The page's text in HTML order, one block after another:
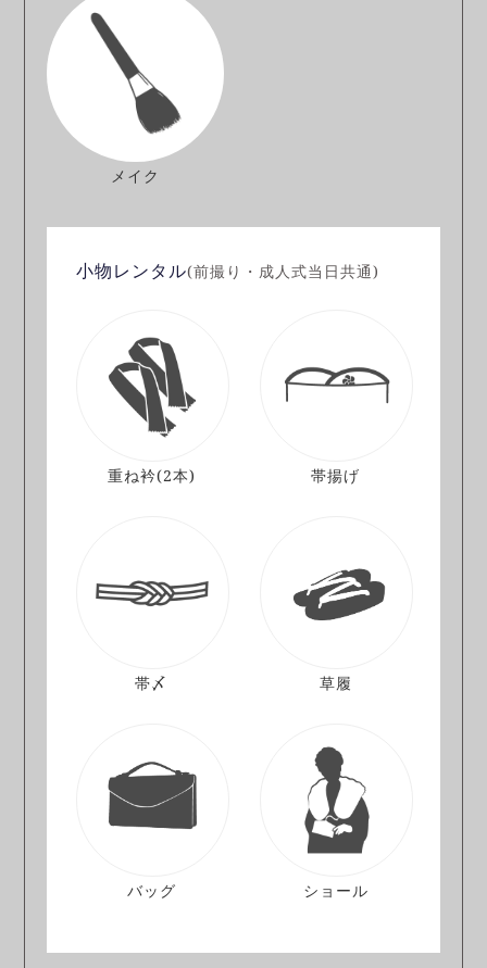
メイク
小物レンタル(前撮り・成人式当日共通)
重ね衿(2本) 帯揚げ
帯〆 草履
バッグ ショール